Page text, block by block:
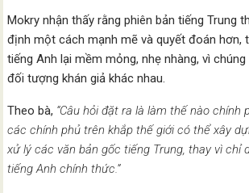
Mokry nhận thấy rằng phiên bản tiếng Trung
định một cách mạnh mẽ và quyết đoán hơn,
tiếng Anh lại mềm mỏng, nhẹ nhàng, vì
đối tượng khán giả khác nhau.
Theo bà, “Câu hỏi đặt ra là làm thế nào chính
các chính phủ trên khắp thế giới có thể xây
xử lý các văn bản gốc tiếng Trung, thay vì chỉ
tiếng Anh chính thức.”